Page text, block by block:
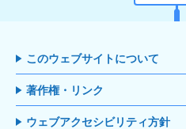
このウェブサイトについて
著作権・リンク
ウェブアクセシビリティ方針